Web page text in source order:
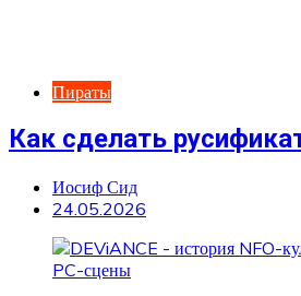
Пираты
Как сделать
Иосиф Сид
24.05.2026